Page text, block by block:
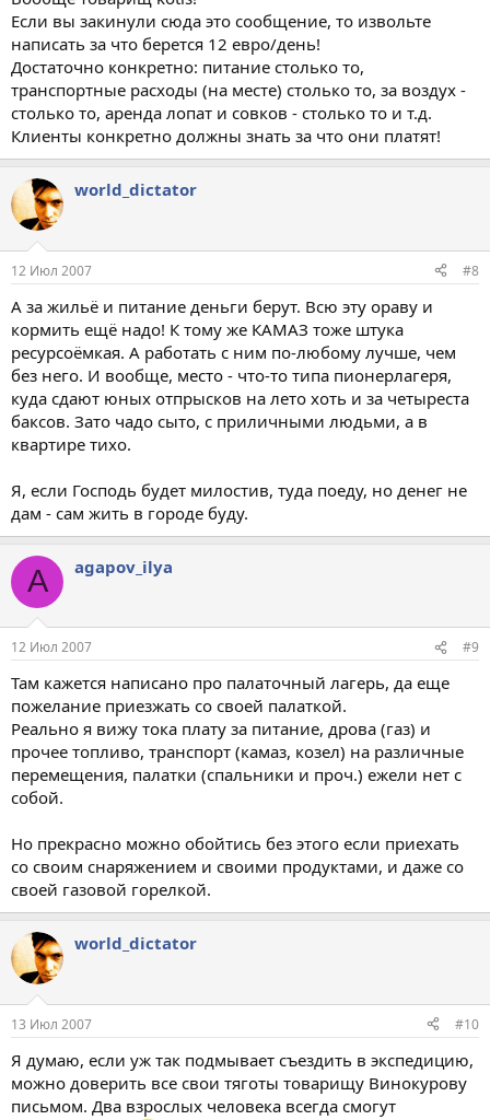
Если вы закинули сюда это сообщение, то извольте
написать за что берется 12 евро/день!
Достаточно конкретно: питание столько то,
транспортные расходы (на месте) столько то, за воздух -
столько то, аренда лопат и совков - столько то и т.д.
Клиенты конкретно должны знать за что они платят!
world_dictator
12 Июл 2007 #8
А за жильё и питание деньги берут. Всю эту ораву и
кормить ещё надо! К тому же КАМАЗ тоже штука
ресурсоёмкая. А работать с ним по-любому лучше, чем
без него. И вообще, место - что-то типа пионерлагеря,
куда сдают юных отпрысков на лето хоть и за четыреста
баксов. Зато чадо сыто, с приличными людьми, а в
квартире тихо.
Я, если Господь будет милостив, туда поеду, но денег не
дам - сам жить в городе буду.
A agapov_ilya
12 Июл 2007 #9
Там кажется написано про палаточный лагерь, да еще
пожелание приезжать со своей палаткой.
Реально я вижу тока плату за питание, дрова (газ) и
прочее топливо, транспорт (камаз, козел) на различные
перемещения, палатки (спальники и проч.) ежели нет с
собой.
Но прекрасно можно обойтись без этого если приехать
со своим снаряжением и своими продуктами, и даже со
своей газовой горелкой.
world_dictator
13 Июл 2007 #10
Я думаю, если уж так подмывает съездить в экспедицию,
можно доверить все свои тяготы товарищу Винокурову
письмом. Два взрослых человека всегда смогут